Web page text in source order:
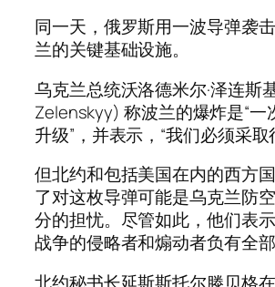
同一天，俄罗斯用一波导弹袭
兰的关键基础设施。
乌克兰总统沃洛德米尔·泽连斯
Zelenskyy) 称波兰的爆炸是“一
升级”，并表示，“我们必须采取
但北约和包括美国在内的西方
了对这枚导弹可能是乌克兰防
分的担忧。尽管如此，他们表
战争的侵略者和煽动者负有全部